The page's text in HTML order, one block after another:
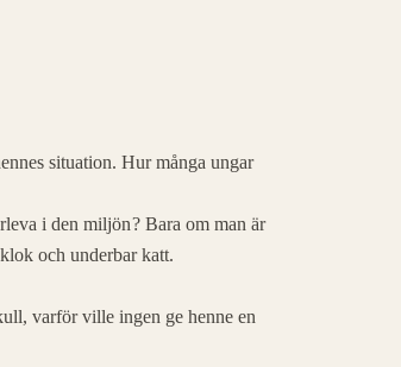
situation. Hur många ungar
i den miljön ? Bara om man är
och underbar katt.
varför ville ingen ge henne en